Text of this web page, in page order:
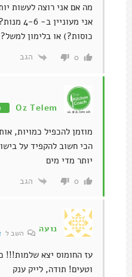
אני
כוסות?) או בלימון למשל?
0 הגב
Oz Telem
מוזמן להכפיל כמויות,
הכי חשוב להקפיד על
יותר מדי מים
0 הגב
נועה השב ל
עז החומוס יצא שלמות!!!
וטעים! תודה, לייק ענק